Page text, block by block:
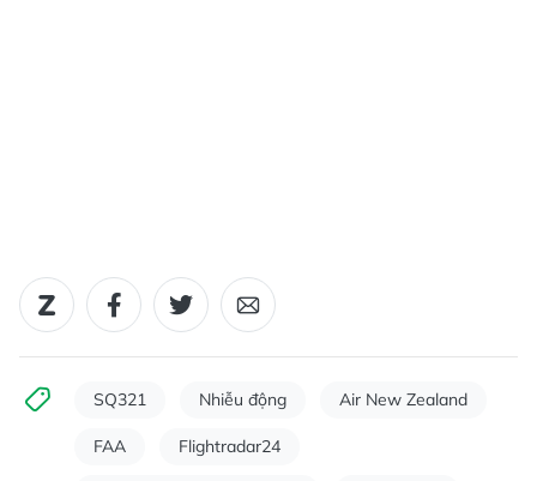
SQ321 Nhiễu động Air New Zealand
FAA Flightradar24